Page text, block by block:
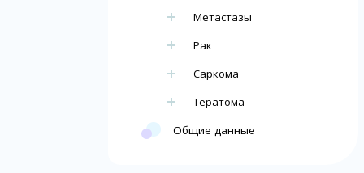
Метастазы
Рак
Саркома
Тератома
Общие данные